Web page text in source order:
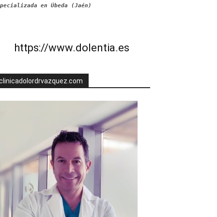
en Úbeda (Jaén)
https://www.dolentia.es